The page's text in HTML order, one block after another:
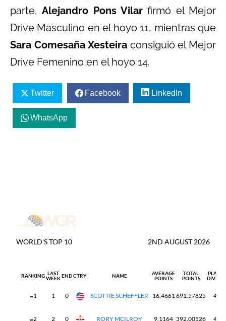
parte,Alejandro Pons Vilarfirmó el Mejor
Drive Masculino en el hoyo 11, mientras que
Sara Comesaña Xesteira consiguió el Mejor
Drive Femenino en el hoyo 14.
Twitter Facebook LinkedIn
WhatsApp